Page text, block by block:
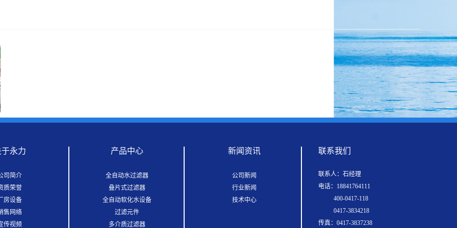
永力
司简介
质荣誉
房设备
售网络
传视频
产品中心
全自动水过滤器
叠片式过滤器
全自动软化水设备
过滤元件
多介质过滤器
新闻资讯
公司新闻
行业新闻
技术中心
联系我们
联系人：石经理
电话：18841764111
400-0417-118
0417-3834218
传真：0417-3837238